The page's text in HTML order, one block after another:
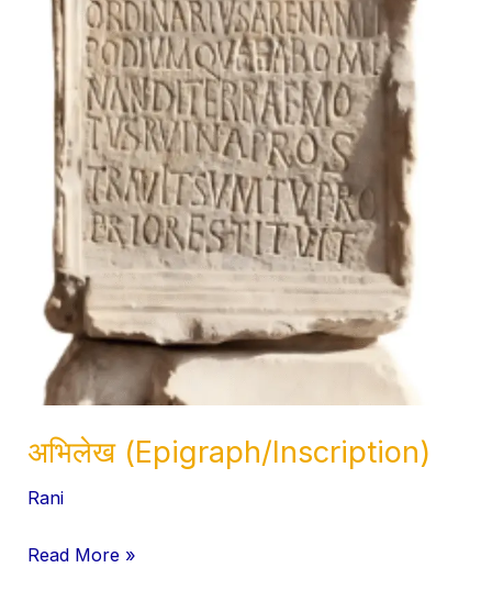
अभिलेख (Epigraph/Inscription)
Rani
Read More »